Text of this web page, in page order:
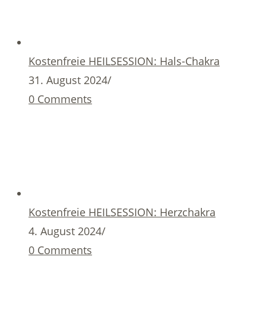
Kostenfreie HEILSESSION: Hals-Chakra
31. August 2024/
0 Comments
Kostenfreie HEILSESSION: Herzchakra
4. August 2024/
0 Comments